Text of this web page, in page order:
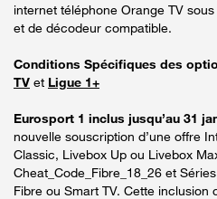
internet téléphone Orange TV
et de décodeur compatible.
Conditions Spécifiques des
TV et Ligue 1+
Eurosport 1 inclus jusqu’au 31
nouvelle souscription d’une offre
Classic, Livebox Up ou Livebox
Cheat_Code_Fibre_18_26 et
Fibre ou Smart TV. Cette